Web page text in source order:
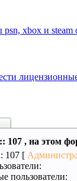
xbox и steam
107 , на этом
107 [
пользователи: